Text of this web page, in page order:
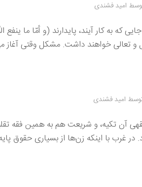
امید فشندی
كه به كار آیند، پایدارند (و أمّا ما
و تعالی خواهند داشت. مشكل وقتی
امید فشندی
تكیه، و شریعت هم به همین فقه
با اینكه زن‌ها از بسیاری حقوق پایه